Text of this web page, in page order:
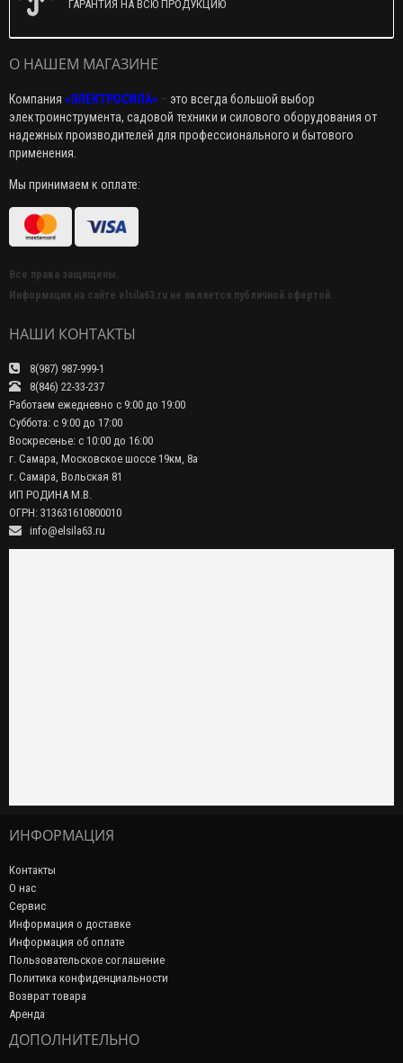
ГАРАНТИЯ НА ВСЮ ПРОДУКЦИЮ
О НАШЕМ МАГАЗИНЕ
Компания «ЭЛЕКТРОСИЛА» – это всегда большой выбор
электроинструмента, садовой техники и силового оборудования от
надежных производителей для профессионального и бытового
применения.
Мы принимаем к оплате:
Все права защищены.
Информация на сайте elsila63.ru не является публичной офертой.
НАШИ КОНТАКТЫ
8(987) 987-999-1
8(846) 22-33-237
Работаем ежедневно с 9:00 до 19:00
Суббота: с 9:00 до 17:00
Воскресенье: с 10:00 до 16:00
г. Самара, Московское шоссе 19км, 8а
г. Самара, Вольская 81
ИП РОДИНА М.В.
ОГРН: 313631610800010
info@elsila63.ru
ИНФОРМАЦИЯ
Контакты
О нас
Сервис
Информация о доставке
Информация об оплате
Пользовательское соглашение
Политика конфиденциальности
Возврат товара
Аренда
ДОПОЛНИТЕЛЬНО